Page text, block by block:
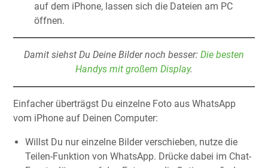
auf dem iPhone, lassen sich die Dateien am PC
öffnen.
Damit siehst Du Deine Bilder noch besser: Die besten
Handys mit großem Display.
Einfacher überträgst Du einzelne Foto aus WhatsApp
vom iPhone auf Deinen Computer:
Willst Du nur einzelne Bilder verschieben, nutze die
Teilen-Funktion von WhatsApp. Drücke dabei im Chat-